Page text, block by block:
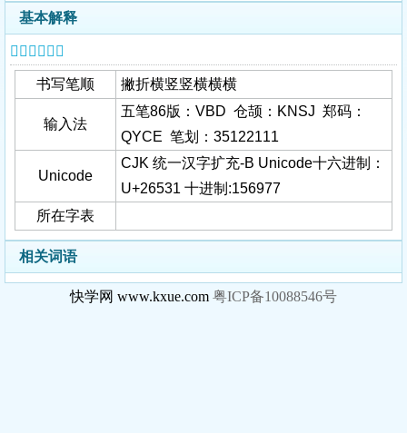
基本解释
𦔱字基本信息
书写笔顺 撇折横竖竖横横横
输入法
五笔86版：VBD 仓颉：KNSJ 郑码：
QYCE 笔划：35122111
Unicode
CJK 统一汉字扩充-B Unicode十六进制：
U+26531 十进制:156977
所在字表
相关词语
快学网 www.kxue.com 粤ICP备10088546号